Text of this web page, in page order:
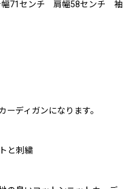
71センチ 肩幅58センチ 袖
ーディガンになります。
と刺繍